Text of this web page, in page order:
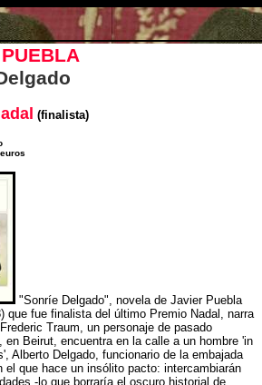
(finalista)
"Sonríe Delgado", novela de Javier Puebla
que fue finalista del último Premio Nadal, narra
Traum, un personaje de pasado
en Beirut, encuentra en la calle a un hombre 'in
Alberto Delgado, funcionario de la embajada
el que hace un insólito pacto: intercambiarán
-lo que borraría el oscuro historial de